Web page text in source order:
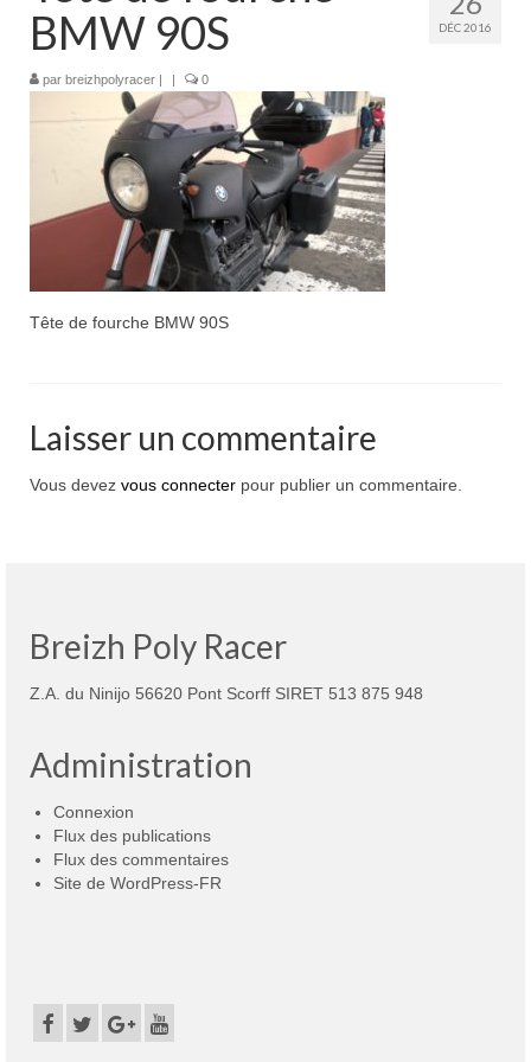
Boutique
Mon compte
Mon panier
Nous contacter
Nous situer
DÉC 2016
BMW 90S
par breizhpolyracer 0
Tête de fourche BMW 90S
Laisser un commentaire
Vous devez vous connecter pour publier un commentaire.
Breizh Poly Racer
Z.A. du Ninijo 56620 Pont Scorff SIRET 513 875 948
Administration
Connexion
Flux des publications
Flux des commentaires
Site de WordPress-FR